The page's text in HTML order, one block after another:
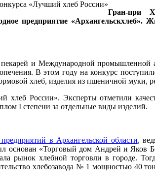
Гран‑при
предприятие
и Международной промышленной
В этом году на конкурс
хлеб, изделия из пшеничной муки,
России». Эксперты отметили
I степени за отдельные виды изделий.
в Архангельской области,
основан «Торговый дом Андрей и Яков
рынок хлебной торговли в городе.
хлебозавода № 1 мощностью 40